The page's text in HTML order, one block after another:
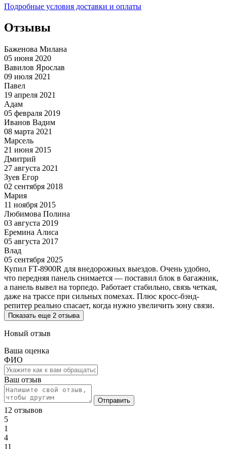
Подробные условия доставки и оплаты
Отзывы
Баженова Милана
05 июня 2020
Вавилов Ярослав
09 июля 2021
Павел
19 апреля 2021
Адам
05 февраля 2019
Иванов Вадим
08 марта 2021
Марсель
21 июня 2015
Дмитрий
27 августа 2021
Зуев Егор
02 сентября 2018
Мария
11 ноября 2015
Любимова Полина
03 августа 2019
Еремина Алиса
05 августа 2017
Влад
05 сентября 2025
Купил FT-8900R для внедорожных выездов. Очень удобно,
что передняя панель снимается — поставил блок в багажник,
а панель вывел на торпедо. Работает стабильно, связь четкая,
даже на трассе при сильных помехах. Плюс кросс-бэнд-
репитер реально спасает, когда нужно увеличить зону связи.
Показать еще 2 отзыва
Новый отзыв
Ваша оценка
ФИО
Ваш отзыв
Отправить
12 отзывов
5
1
4
11